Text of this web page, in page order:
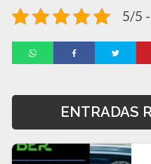
5/5
ENTRADAS